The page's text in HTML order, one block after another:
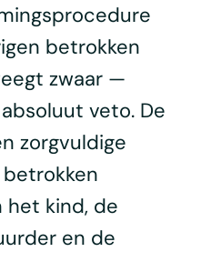
betrokken
zwaar —
veto. De
zorgvuldige
het kind, de
en de